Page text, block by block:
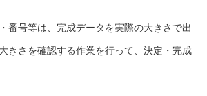
番号等は、完成データを実際の大きさで出
きさを確認する作業を行って、決定・完成